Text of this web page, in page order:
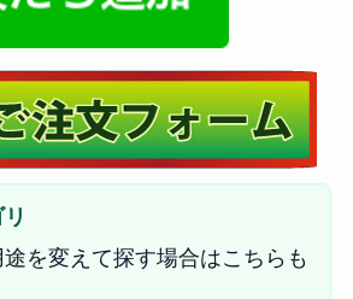
を変えて探す場合はこちらも